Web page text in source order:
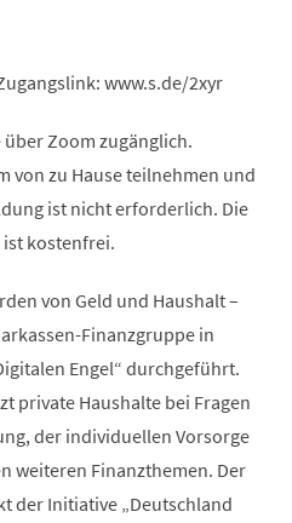
www.s.de/2xyr
Zoom zugänglich.
von zu Hause teilnehmen und
ist nicht erforderlich. Die
kostenfrei.
von Geld und Haushalt –
Finanzgruppe in
Engel“ durchgeführt.
private Haushalte bei Fragen
der individuellen Vorsorge
weiteren Finanzthemen. Der
der Initiative „Deutschland